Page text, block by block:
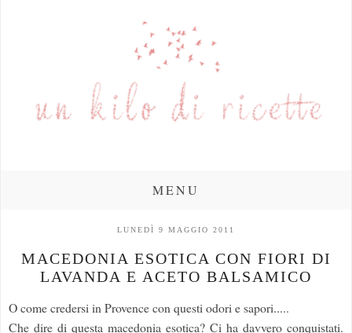
MENU
LUNEDÌ 9 MAGGIO 2011
MACEDONIA ESOTICA CON FIORI DI
LAVANDA E ACETO BALSAMICO
O come credersi in Provence con questi odori e sapori.....
Che dire di questa macedonia esotica? Ci ha davvero conquistati.